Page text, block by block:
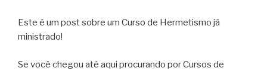
Este é um post sobre um Curso de Hermetismo já
ministrado!
Se você chegou até aqui procurando por Cursos de